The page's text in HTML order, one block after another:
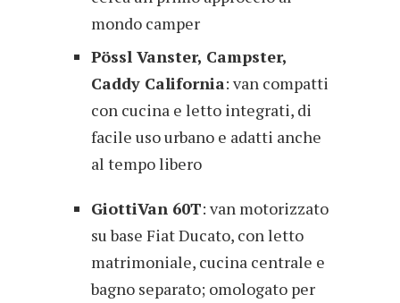
mondo camper
Pössl Vanster, Campster,
Caddy California: van compatti
con cucina e letto integrati, di
facile uso urbano e adatti anche
al tempo libero
GiottiVan 60T: van motorizzato
su base Fiat Ducato, con letto
matrimoniale, cucina centrale e
bagno separato; omologato per